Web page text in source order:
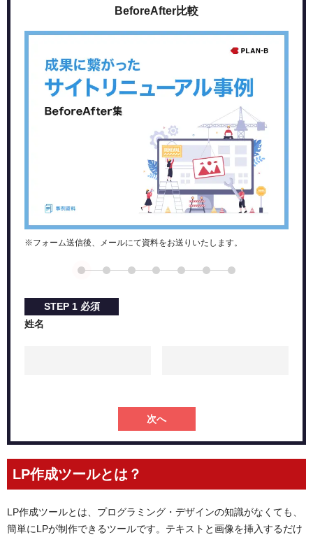
LP作成ツールの選び方
＜３＞サポート体制が整っているか
＜４＞費用感は自社に合っているか
＜５＞外部ツールとの連携ができるか
LP作成ツール導入のメリット・デメリット
初心者でもできる！ LP作成の手順とは
＜１＞LP作成の目的決定
＜２＞ペルソナの設定
＜３＞構成の作成
＜４＞コンテンツの作成
＜７＞公開・効果測定をする
効果的なLPを作成する3つのコツ
※フォーム送信後、メールにて資料をお送りいたします。
BeforeAfter比較
STEP 1 必須
姓名
次へ
LP作成ツールとは？
LP作成ツールとは、プログラミング・デザインの知識がなくても、
簡単にLPが制作できるツールです。テキストと画像を挿入するだけ